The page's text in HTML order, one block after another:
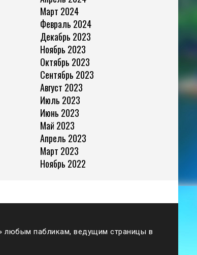
Март 2024
Февраль 2024
Декабрь 2023
Ноябрь 2023
Октябрь 2023
Сентябрь 2023
Август 2023
Июль 2023
Июнь 2023
Май 2023
Апрель 2023
Март 2023
Ноябрь 2022
любым пабликам, ведущим страницы в